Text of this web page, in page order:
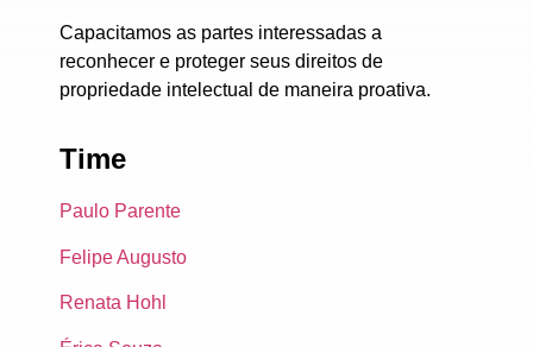
Capacitamos as partes interessadas a
reconhecer e proteger seus direitos de
propriedade intelectual de maneira proativa.
Time
Paulo Parente
Felipe Augusto
Renata Hohl